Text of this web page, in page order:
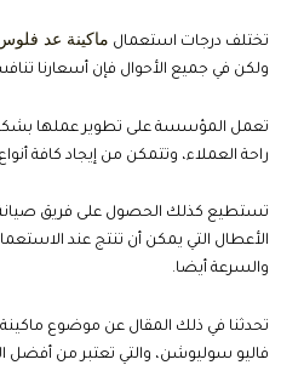
تختلف درجات استعمال ماكينة عد
ولكن في جميع الأحوال فإن أسعارنا
تعمل المؤسسة على تطوير عملها بشكل
راحة العملاء، وتتمكن من إيجاد كافة
تستطيع كذلك الحصول على فريق
الأعطال التي يمكن أن تنتج عند
والسرعة أيضا.
تحدثنا في ذلك المقال عن موضوع
فاليو سوليوشن، والتي تعتبر من